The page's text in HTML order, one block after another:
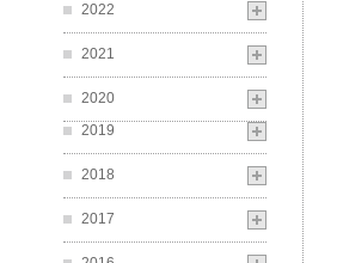
2022
2021
2020
2019
2018
2017